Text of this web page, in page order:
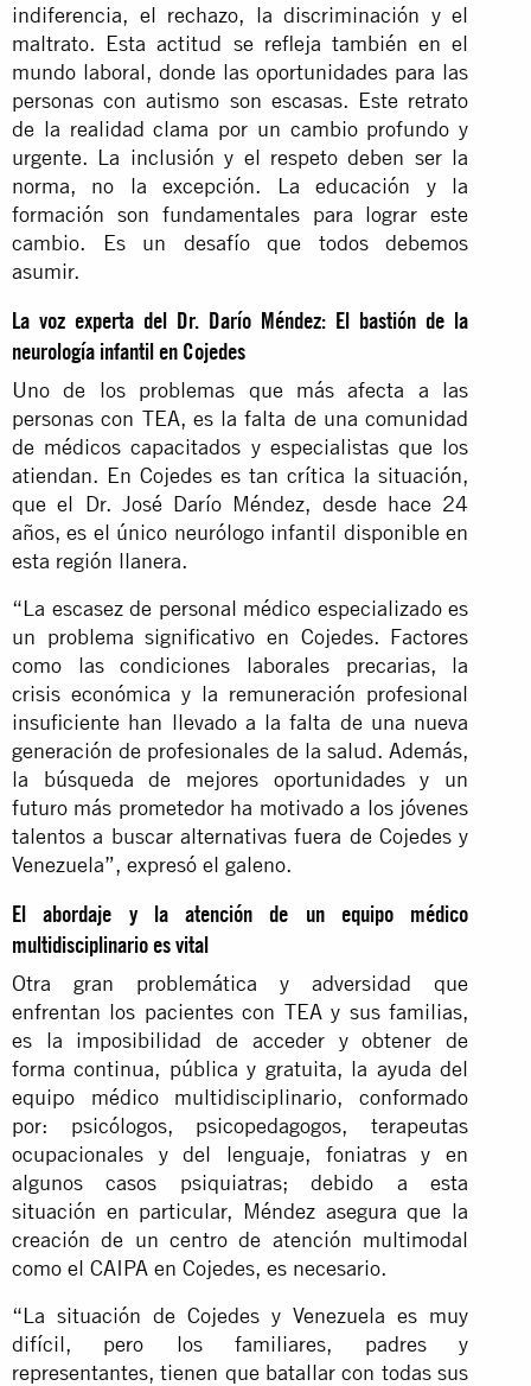
indiferencia, el rechazo, la discriminación y el
maltrato. Esta actitud se refleja también en el
mundo laboral, donde las oportunidades para las
personas con autismo son escasas. Este retrato
de la realidad clama por un cambio profundo y
urgente. La inclusión y el respeto deben ser la
norma, no la excepción. La educación y la
formación son fundamentales para lograr este
cambio. Es un desafío que todos debemos
asumir.
La voz experta del Dr. Darío Méndez: El bastión de la
neurología infantil en Cojedes
Uno de los problemas que más afecta a las
personas con TEA, es la falta de una comunidad
de médicos capacitados y especialistas que los
atiendan. En Cojedes es tan crítica la situación,
que el Dr. José Darío Méndez, desde hace 24
años, es el único neurólogo infantil disponible en
esta región llanera.
“La escasez de personal médico especializado es
un problema significativo en Cojedes. Factores
como las condiciones laborales precarias, la
crisis económica y la remuneración profesional
insuficiente han llevado a la falta de una nueva
generación de profesionales de la salud. Además,
la búsqueda de mejores oportunidades y un
futuro más prometedor ha motivado a los jóvenes
talentos a buscar alternativas fuera de Cojedes y
Venezuela”, expresó el galeno.
El abordaje y la atención de un equipo médico
multidisciplinario es vital
Otra gran problemática y adversidad que
enfrentan los pacientes con TEA y sus familias,
es la imposibilidad de acceder y obtener de
forma continua, pública y gratuita, la ayuda del
equipo médico multidisciplinario, conformado
por: psicólogos, psicopedagogos, terapeutas
ocupacionales y del lenguaje, foniatras y en
algunos casos psiquiatras; debido a esta
situación en particular, Méndez asegura que la
creación de un centro de atención multimodal
como el CAIPA en Cojedes, es necesario.
“La situación de Cojedes y Venezuela es muy
difícil, pero los familiares, padres y
representantes, tienen que batallar con todas sus